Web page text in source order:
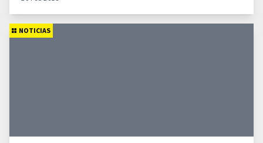
NOTICIAS